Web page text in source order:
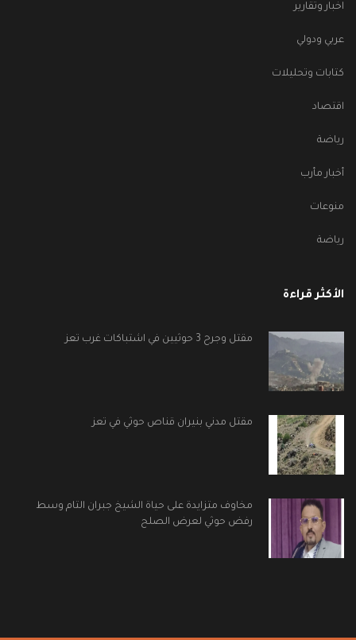
اخبار وتقارير
عربي ودولي
كتابات وتحليلات
اقتصاد
رياضة
أخبار مأرب
منوعات
رياضة
الأكثر قراءة
مقتل وجرح 3 حوثيين في اشتباكات غرب تعز
مقتل مدني بنيران قناص حوثي في تعز
مخاوف متزايدة على حياة الشيخ جبران التام وسط
رفض حوثي لعرض الصلح